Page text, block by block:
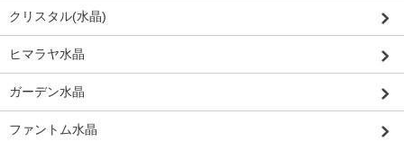
クリスタル(水晶)
ヒマラヤ水晶
ガーデン水晶
ファントム水晶